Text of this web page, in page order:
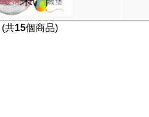
(共15個商品)